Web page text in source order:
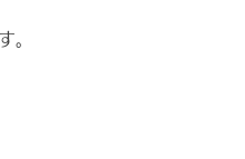
。